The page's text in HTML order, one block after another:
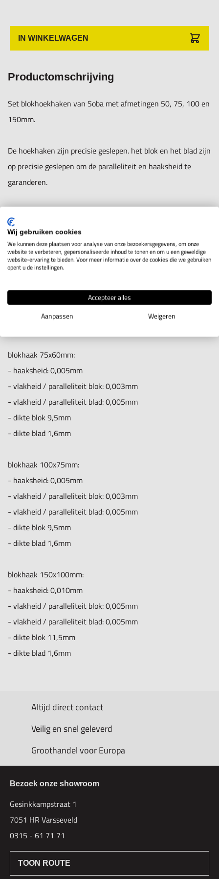
- haaksheid: 0,005mm
- vlakheid / paralleliteit blok: 0,003mm
- vlakheid / paralleliteit blad: 0,005mm
- dikte blok 9,5mm
blokhaak 100x75mm:
- vlakheid / paralleliteit blok: 0,003mm
- vlakheid / paralleliteit blad: 0,005mm
- dikte blok 9,5mm
blokhaak 150x100mm:
- haaksheid: 0,010mm
- vlakheid / paralleliteit blok: 0,005mm
- vlakheid / paralleliteit blad: 0,005mm
- dikte blok 11,5mm
- dikte blad 1,6mm
IN WINKELWAGEN
Productomschrijving
Set blokhoekhaken van Soba met afmetingen 50, 75, 100 en
150mm.
De hoekhaken zijn precisie geslepen. het blok en het blad zijn
op precisie geslepen om de paralleliteit en haaksheid te
garanderen.
blokhaak 50x50mm (lxb):
- haaksheid: 0,005mm
- vlakheid / paralleliteit blad: 0,005mm
- dikte blok 9,5mm
- dikte blad 1,6mm
blokhaak 75x60mm:
- haaksheid: 0,005mm
- vlakheid / paralleliteit blok: 0,003mm
- vlakheid / paralleliteit blad: 0,005mm
- dikte blok 9,5mm
- dikte blad 1,6mm
blokhaak 100x75mm:
- haaksheid: 0,005mm
- vlakheid / paralleliteit blok: 0,003mm
- vlakheid / paralleliteit blad: 0,005mm
- dikte blok 9,5mm
- dikte blad 1,6mm
blokhaak 150x100mm:
- haaksheid: 0,010mm
- vlakheid / paralleliteit blok: 0,005mm
- vlakheid / paralleliteit blad: 0,005mm
- dikte blok 11,5mm
- dikte blad 1,6mm
Altijd direct contact
Veilig en snel geleverd
Groothandel voor Europa
Bezoek onze showroom
Gesinkkampstraat 1
7051 HR Varsseveld
0315 - 61 71 71
TOON ROUTE
Wij gebruiken cookies
We kunnen deze plaatsen voor analyse van onze bezoekersgegevens, om onze
website te verbeteren, gepersonaliseerde inhoud te tonen en om u een geweldige
website-ervaring te bieden. Voor meer informatie over de cookies die we gebruiken
opent u de instellingen.
Accepteer alles
Aanpassen
Weigeren